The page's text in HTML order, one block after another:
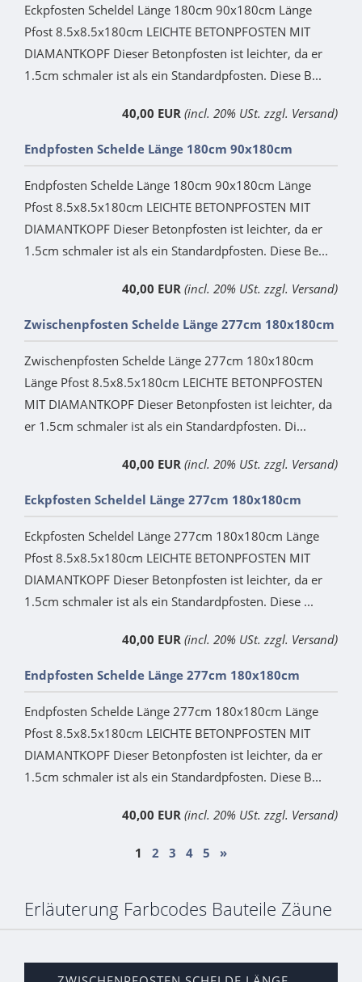
Eckpfosten Scheldel Länge 180cm 90x180cm Länge
Pfost 8.5x8.5x180cm LEICHTE BETONPFOSTEN MIT
DIAMANTKOPF Dieser Betonpfosten ist leichter, da er
1.5cm schmaler ist als ein Standardpfosten. Diese B...
40,00 EUR (incl. 20% USt. zzgl. Versand)
Endpfosten Schelde Länge 180cm 90x180cm
Endpfosten Schelde Länge 180cm 90x180cm Länge
Pfost 8.5x8.5x180cm LEICHTE BETONPFOSTEN MIT
DIAMANTKOPF Dieser Betonpfosten ist leichter, da er
1.5cm schmaler ist als ein Standardpfosten. Diese Be...
40,00 EUR (incl. 20% USt. zzgl. Versand)
Zwischenpfosten Schelde Länge 277cm 180x180cm
Zwischenpfosten Schelde Länge 277cm 180x180cm
Länge Pfost 8.5x8.5x180cm LEICHTE BETONPFOSTEN
MIT DIAMANTKOPF Dieser Betonpfosten ist leichter, da
er 1.5cm schmaler ist als ein Standardpfosten. Di...
40,00 EUR (incl. 20% USt. zzgl. Versand)
Eckpfosten Scheldel Länge 277cm 180x180cm
Eckpfosten Scheldel Länge 277cm 180x180cm Länge
Pfost 8.5x8.5x180cm LEICHTE BETONPFOSTEN MIT
DIAMANTKOPF Dieser Betonpfosten ist leichter, da er
1.5cm schmaler ist als ein Standardpfosten. Diese ...
40,00 EUR (incl. 20% USt. zzgl. Versand)
Endpfosten Schelde Länge 277cm 180x180cm
Endpfosten Schelde Länge 277cm 180x180cm Länge
Pfost 8.5x8.5x180cm LEICHTE BETONPFOSTEN MIT
DIAMANTKOPF Dieser Betonpfosten ist leichter, da er
1.5cm schmaler ist als ein Standardpfosten. Diese B...
40,00 EUR (incl. 20% USt. zzgl. Versand)
1 2 3 4 5 »
Erläuterung Farbcodes Bauteile Zäune